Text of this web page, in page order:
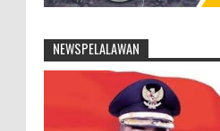
NEWSPELALAWAN